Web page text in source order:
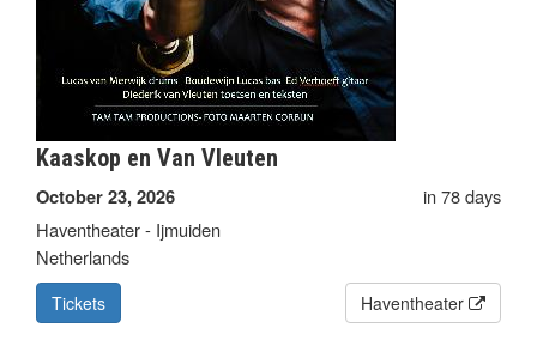
Kaaskop en Van Vleuten
October 23, 2026
in 78 days
Haventheater - Ijmuiden
Netherlands
Tickets Haventheater